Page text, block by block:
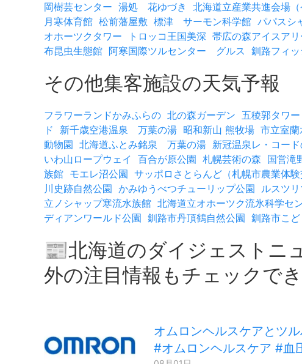
岡樹芸センター 湯処 花ゆづき 北海道立産業共進会場（
月寒体育館 松前藩屋敷 標津 サーモン科学館 パパスシ
オホーツクタワー
トロッコ王国美深 帯広の森アイスアリ
布昆虫生態館 阿寒国際ツルセンター グルス 釧路フィ
その他集客施設の天気予報
フラワーランドかみふらの 北の森ガーデン 五稜郭タワー
ド
新千歳空港温泉 万葉の湯 昭和新山 熊牧場 市立室
動物園 北海道ふとみ銘泉 万葉の湯 新冠温泉レ・コー
いわ山ロープウェイ
百合が原公園 札幌芸術の森 国営滝
族館 モエレ沼公園 サッポロさとらんど（札幌市農業体験
川史跡自然公園 かみゆうべつチューリップ公園 ルスツリ
立ノシャップ寒流水族館 北海道立オホーツク流氷科学セ
ディアンワールド公園 釧路市丹頂鶴自然公園 釧路市こ
📰北海道のダイジェストニ
外の注目情報もチェックでき
オムロンヘルスケアとツ
#オムロンヘルスケア #血